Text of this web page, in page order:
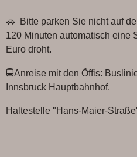
b
o
k
s
A
p
p
🚗 Bitte parken Sie nicht auf
120 Minuten automatisch eine
Euro droht.
🚍Anreise mit den Öffis:
Innsbruck Hauptbahnhof.
Haltestelle "Hans-Maier-